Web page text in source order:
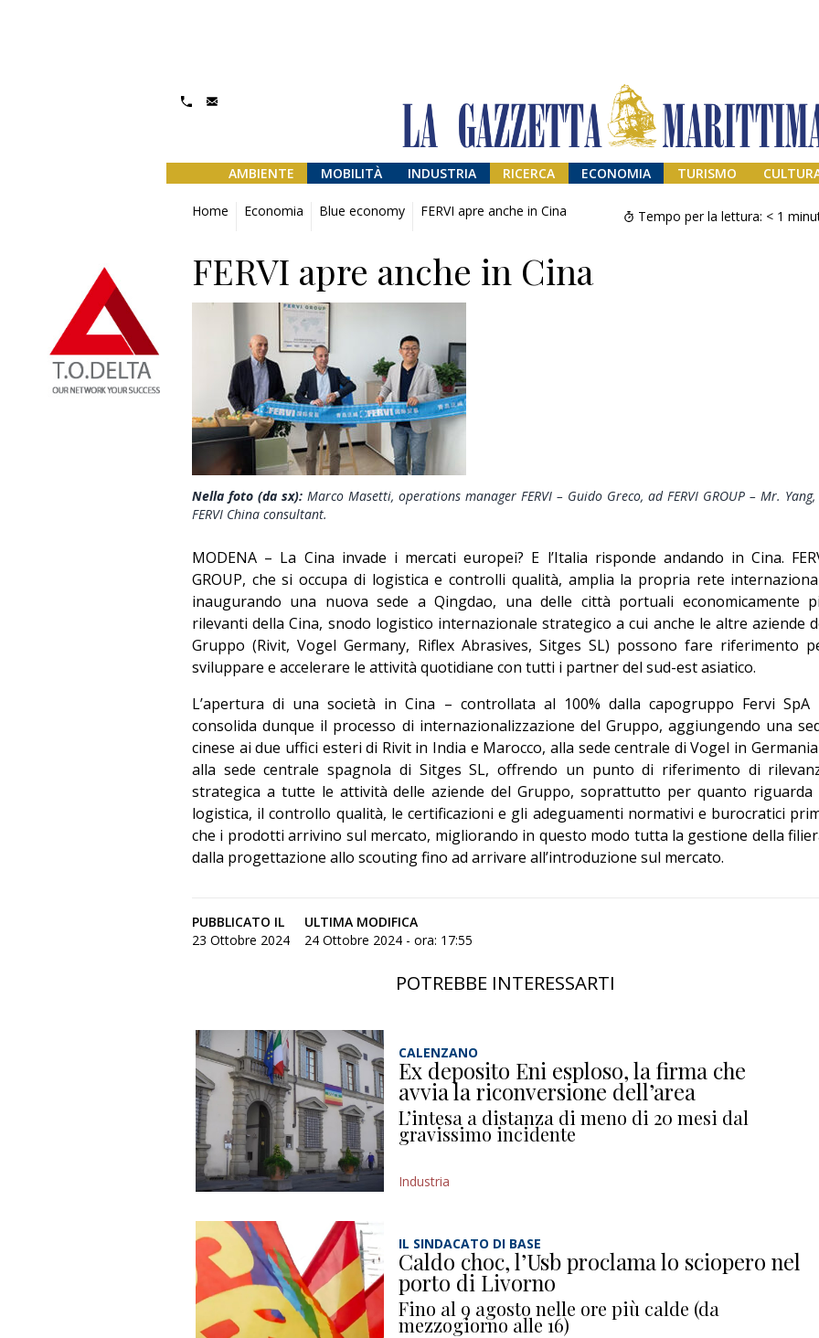
AMBIENTE MOBILITÀ INDUSTRIA RICERCA ECONOMIA TURISMO
Home Economia Blue economy FERVI apre anche in Cina Tempo per la lettura: < 1
FERVI apre anche in Cina
Nella foto (da sx): Marco Masetti, operations manager FERVI – Guido Greco, ad FERVI GROUP – Mr. Yang,
FERVI China consultant.
MODENA – La Cina invade i mercati europei? E l’Italia risponde andando in Cina.
GROUP, che si occupa di logistica e controlli qualità, amplia la propria rete
inaugurando una nuova sede a Qingdao, una delle città portuali economicamente
rilevanti della Cina, snodo logistico internazionale strategico a cui anche le altre aziende
Gruppo (Rivit, Vogel Germany, Riflex Abrasives, Sitges SL) possono fare riferimento
sviluppare e accelerare le attività quotidiane con tutti i partner del sud-est asiatico.
L’apertura di una società in Cina – controllata al 100% dalla capogruppo Fervi SpA
consolida dunque il processo di internazionalizzazione del Gruppo, aggiungendo una
cinese ai due uffici esteri di Rivit in India e Marocco, alla sede centrale di Vogel in
alla sede centrale spagnola di Sitges SL, offrendo un punto di riferimento di
strategica a tutte le attività delle aziende del Gruppo, soprattutto per quanto riguarda
logistica, il controllo qualità, le certificazioni e gli adeguamenti normativi e burocratici
che i prodotti arrivino sul mercato, migliorando in questo modo tutta la gestione della
dalla progettazione allo scouting fino ad arrivare all’introduzione sul mercato.
PUBBLICATO IL
23 Ottobre 2024
ULTIMA MODIFICA
24 Ottobre 2024 - ora: 17:55
POTREBBE INTERESSARTI
CALENZANO
Ex deposito Eni esploso, la firma che
avvia la riconversione dell’area
L’intesa a distanza di meno di 20 mesi dal
gravissimo incidente
Industria
IL SINDACATO DI BASE
Caldo choc, l’Usb proclama lo sciopero nel
porto di Livorno
Fino al 9 agosto nelle ore più calde (da
mezzogiorno alle 16)